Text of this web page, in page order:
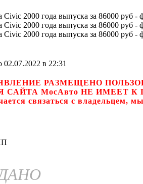
в 22:31
РАЗМЕЩЕНО
САЙТА МосАвто НЕ ИМЕЕТ
связаться с